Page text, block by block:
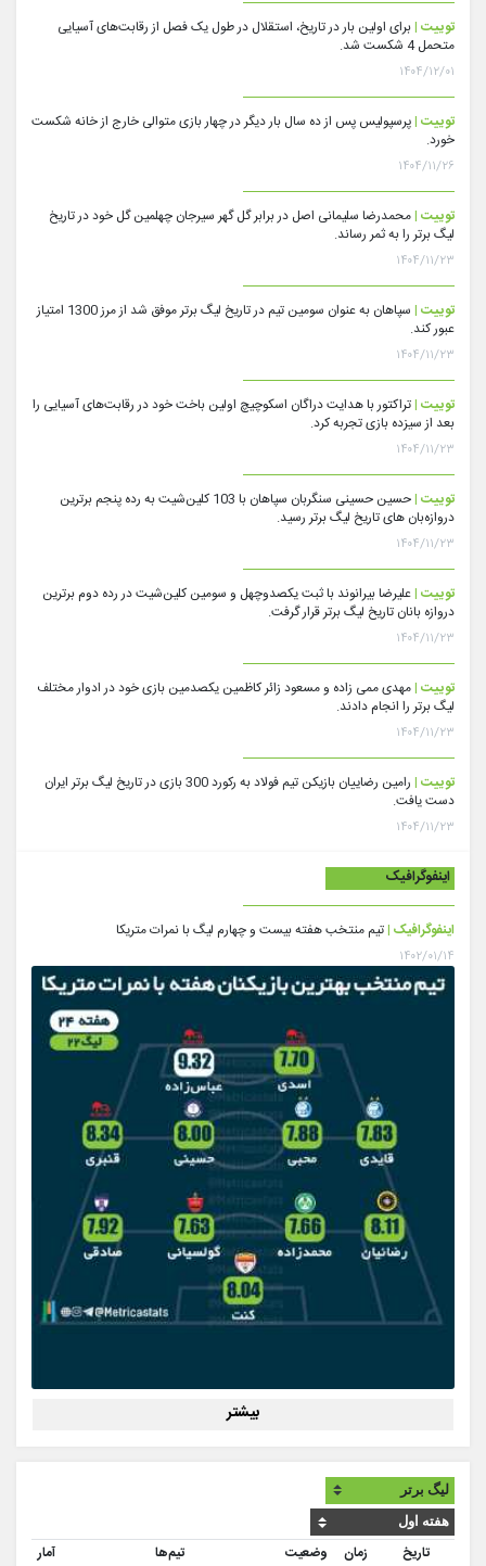
توییت |برای اولین بار در تاریخ، استقلال در طول یک فصل از رقابت‌های آسیایی
متحمل 4 شکست شد.
۱۴۰۴/۱۲/۰۱
توییت |پرسپولیس پس از ده سال بار دیگر در چهار بازی متوالی خارج از خانه شکست
خورد.
۱۴۰۴/۱۱/۲۶
توییت |محمدرضا سلیمانی اصل در برابر گل گهر سیرجان چهلمین گل خود در تاریخ
لیگ برتر را به ثمر رساند.
۱۴۰۴/۱۱/۲۳
توییت |
سپاهان به عنوان سومین تیم در تاریخ لیگ برتر موفق شد از مرز 1300 امتیاز
عبور کند.
۱۴۰۴/۱۱/۲۳
توییت |تراکتور با هدایت دراگان اسکوچیچ اولین باخت خود در رقابت‌های آسیایی را
بعد از سیزده بازی تجربه کرد.
۱۴۰۴/۱۱/۲۳
توییت |
حسین حسینی سنگربان سپاهان با 103 کلین‌شیت به رده پنجم برترین
دروازه‌بان های تاریخ لیگ برتر رسید.
۱۴۰۴/۱۱/۲۳
توییت |علیرضا بیرانوند با ثبت یکصدوچهل و سومین کلین‌شیت در رده دوم برترین
دروازه بانان تاریخ لیگ برتر قرار گرفت.
۱۴۰۴/۱۱/۲۳
توییت |مهدی ممی زاده و مسعود زائر کاظمین یکصدمین بازی خود در ادوار مختلف
لیگ برتر را انجام دادند.
۱۴۰۴/۱۱/۲۳
توییت |
رامین رضاییان بازیکن تیم فولاد به رکورد 300 بازی در تاریخ لیگ برتر ایران
دست یافت.
۱۴۰۴/۱۱/۲۳
اینفوگرافیک
اینفوگرافیک |تیم منتخب هفته بیست و چهارم لیگ با نمرات متریکا
۱۴۰۲/۰۱/۱۴
بیشتر
تاریخ زمان وضعیت تیم‌ها
آمار